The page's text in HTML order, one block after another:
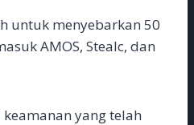
untuk menyebarkan 50
AMOS, Stealc, dan
yang telah